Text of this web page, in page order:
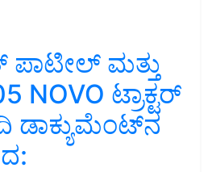
ಮತ್ತು
NOVO ಟ್ರಾಕ್ಟರ್
ಡಾಕ್ಯುಮೆಂಟ್‌ನ